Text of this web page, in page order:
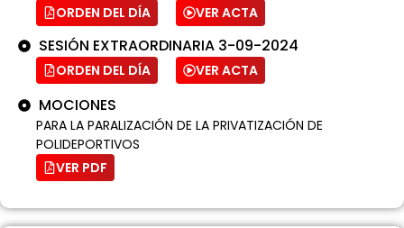
ORDEN DEL DÍA VER ACTA
SESIÓN EXTRAORDINARIA 3-09-2024
ORDEN DEL DÍA VER ACTA
MOCIONES
PARA LA PARALIZACIÓN DE LA PRIVATIZACIÓN DE
POLIDEPORTIVOS
VER PDF